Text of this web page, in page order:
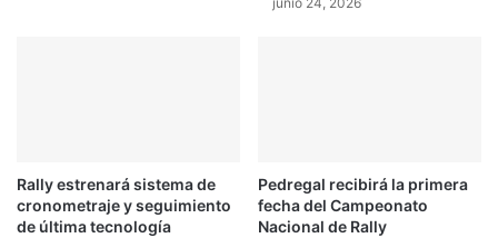
Rally estrenará sistema de
cronometraje y seguimiento
de última tecnología
Pedregal recibirá la primera
fecha del Campeonato
Nacional de Rally